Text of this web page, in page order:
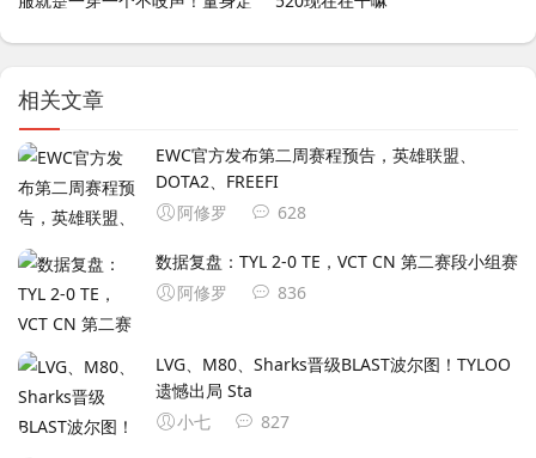
相关文章
EWC官方发布第二周赛程预告，英雄联盟、
DOTA2、FREEFI
阿修罗
628
数据复盘：TYL 2-0 TE，VCT CN 第二赛段小组赛
阿修罗
836
LVG、M80、Sharks晋级BLAST波尔图！TYLOO
遗憾出局 Sta
小七
827